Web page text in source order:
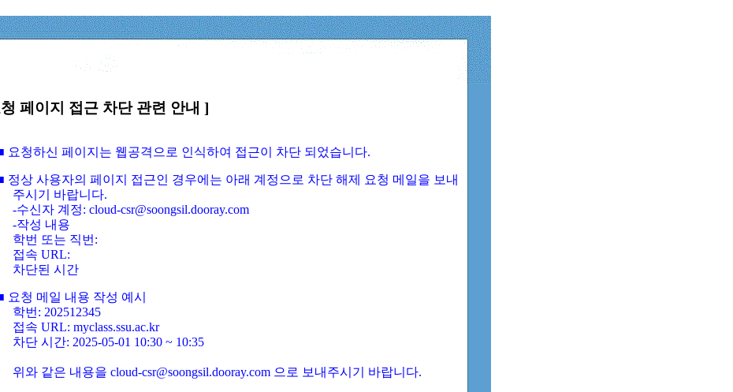
페이지 접근 차단 관련 안내 ]
요청하신 페이지는 웹공격으로 인식하여 접근이 차단 되었습니다.
정상 사용자의 페이지 접근인 경우에는 아래 계정으로 차단 해제 요청 메일을 보내
주시기 바랍니다.
-수신자 계정: cloud-csr@soongsil.dooray.com
-작성 내용
학번 또는 직번:
접속 URL:
차단된 시간
요청 메일 내용 작성 예시
학번: 202512345
접속 URL: myclass.ssu.ac.kr
차단 시간: 2025-05-01 10:30 ~ 10:35
위와 같은 내용을 cloud-csr@soongsil.dooray.com 으로 보내주시기 바랍니다.